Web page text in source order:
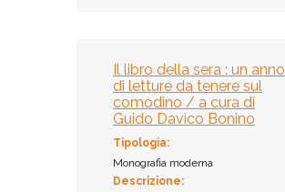
Il libro della sera : un anno
di letture da tenere sul
comodino / a cura di
Guido Davico Bonino
Tipologia:
Monografia moderna
Descrizione: